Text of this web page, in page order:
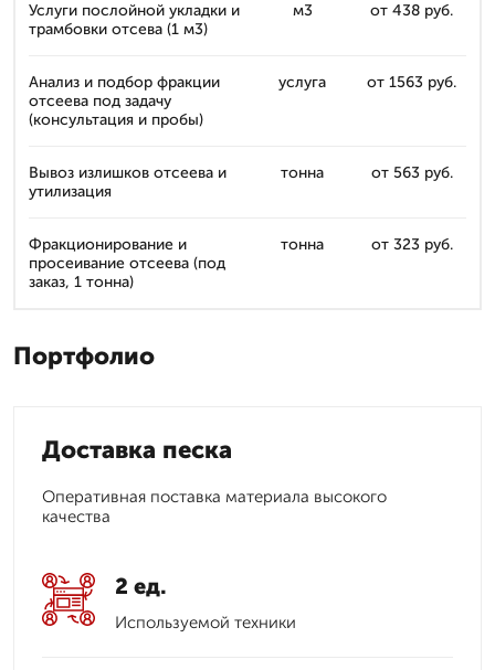
Услуги послойной укладки и
трамбовки отсева (1 м3)
м3 от 438 руб.
Анализ и подбор фракции
отсеева под задачу
(консультация и пробы)
услуга от 1563 руб.
Вывоз излишков отсеева и
утилизация
тонна от 563 руб.
Фракционирование и
просеивание отсеева (под
заказ, 1 тонна)
тонна от 323 руб.
Портфолио
Доставка песка
Оперативная поставка материала высокого
качества
2 ед.
Используемой техники